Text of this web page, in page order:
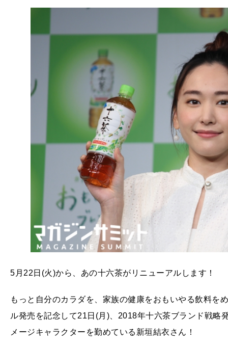
5月22日(火)から、あの十六茶がリニューアルします！
もっと自分のカラダを、家族の健康をおもいやる飲料を
ル発売を記念して21日(月)、2018年十六茶ブランド戦略
メージキャラクターを勤めている新垣結衣さん！